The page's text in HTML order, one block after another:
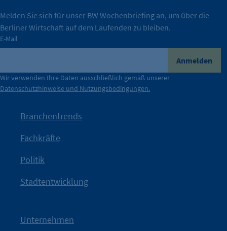
IHK Berlin. Offizieller Unterstützer der Berliner Wirtschaft.
Nach einer aufmerksamkeitsstarken Teaserphase geht die
Kampagne der IHK Berlin in die nächste Stufe. Mit
IHK?“wurde bewusst Neugier geweckt und Gespräche
mit Haltung.
Die Unternehmer stehen stellvertretend für die Vielfalt
der Berliner Wirtschaft.
Durch ihre Perspektiven wird deutlich, was der Claim
konkret bedeutet – und wie die IHK Berlin Unternehmen
tatsächlich unterstützt.
Melden Sie sich für unser BW Wochenbriefing an, um über die
Berliner Wirtschaft auf dem Laufenden zu bleiben.
E-Mail
Anmelden
Wir verwenden Ihre Daten ausschließlich gemäß unserer
Datenschutzhinweise und Nutzungsbedingungen.
Branchentrends
Fachkräfte
Politik
Stadtentwicklung
Unternehmen